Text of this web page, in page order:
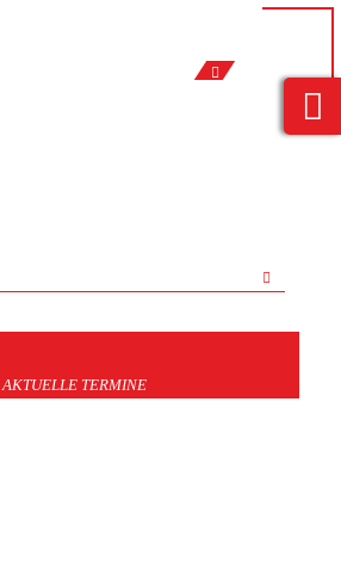
AKTUELLE TERMINE